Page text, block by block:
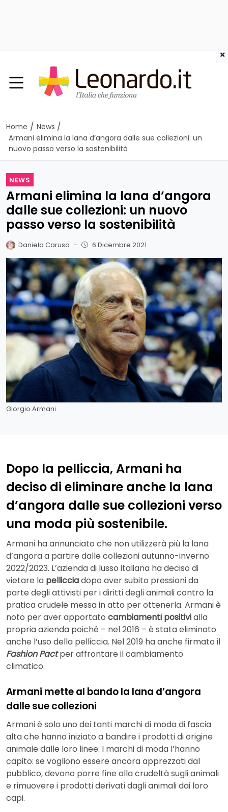
Home / News /
Armani elimina la lana d’angora dalle sue collezioni: un
nuovo passo verso la sostenibilità
NEWS
Armani elimina la lana d’angora
dalle sue collezioni: un nuovo
passo verso la sostenibilità
Daniela Caruso - 6 Dicembre 2021
Giorgio Armani
Dopo la pelliccia, Armani ha
deciso di eliminare anche la lana
d’angora dalle sue collezioni verso
una moda più sostenibile.
Armani ha annunciato che non utilizzerà più la lana
d’angora a partire dalle collezioni autunno-inverno
2022/2023. L’azienda di lusso italiana ha deciso di
vietare la pellicciadopo aver subito pressioni da
parte degli attivisti per i diritti degli animali contro la
pratica crudele messa in atto per ottenerla. Armani è
noto per aver apportato cambiamenti positivialla
propria azienda poiché – nel 2016 – è stata eliminato
anche l’uso della pelliccia. Nel 2019 ha anche firmato il
Fashion Pactper affrontare il cambiamento
climatico.
Armani mette al bando la lana d’angora
dalle sue collezioni
Armani è solo uno dei tanti marchi di moda di fascia
alta che hanno iniziato a bandire i prodotti di origine
animale dalle loro linee. I marchi di moda l’hanno
capito: se vogliono essere ancora apprezzati dal
pubblico, devono porre fine alla crudeltà sugli animali
e rimuovere i prodotti derivati ​​​​dagli animali dai loro
capi.
×